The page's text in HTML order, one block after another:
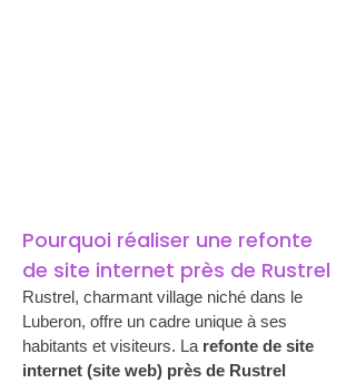
Pourquoi réaliser une refonte
de site internet près de Rustrel
Rustrel, charmant village niché dans le
Luberon, offre un cadre unique à ses
habitants et visiteurs. La refonte de site
internet (site web) près de Rustrel